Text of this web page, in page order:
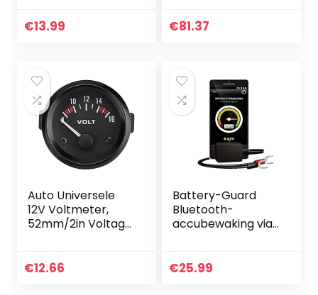
spanning-,
€13.99
auto-
€81.37
Auto Universele
12V Voltmeter,
52mm/2in Voltage
Meetbereik 8-16V
€12.66
Battery-Guard
Bluetooth-
accubewaking via
motorfiets of
€25.99